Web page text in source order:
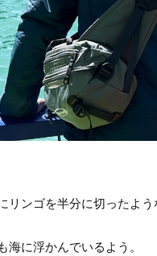
リンゴを半分に切ったよう
海に浮かんでいるよう。